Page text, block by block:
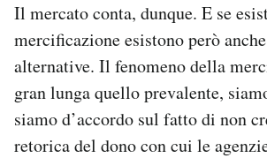
Il mercato conta, dunque. E se
mercificazione esistono però
alternative. Il fenomeno della
gran lunga quello prevalente,
siamo d’accordo sul fatto di non
retorica del dono con cui le